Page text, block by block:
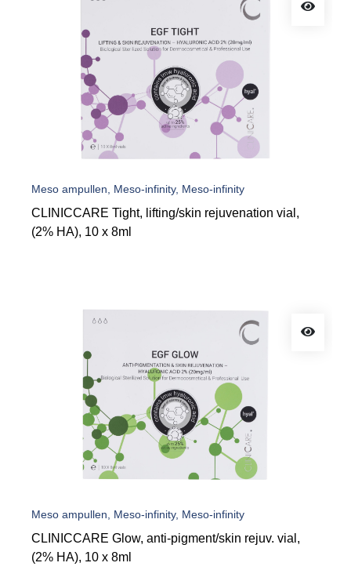
Meso ampullen, Meso-infinity, Meso-infinity
CLINICCARE Tight, lifting/skin rejuvenation vial,
(2% HA), 10 x 8ml
Meso ampullen, Meso-infinity, Meso-infinity
CLINICCARE Glow, anti-pigment/skin rejuv. vial,
(2% HA), 10 x 8ml